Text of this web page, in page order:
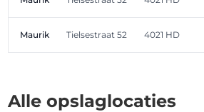
Maurik Tielsestraat 52 4021 HD
Alle opslaglocaties